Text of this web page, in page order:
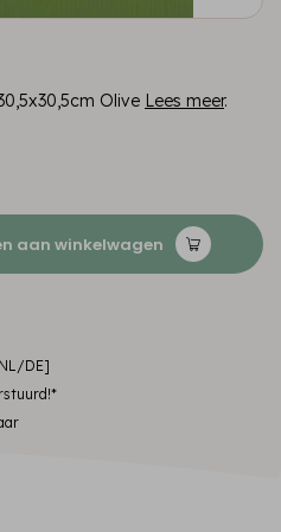
Olive Lees meer.
aan winkelwagen
DE]